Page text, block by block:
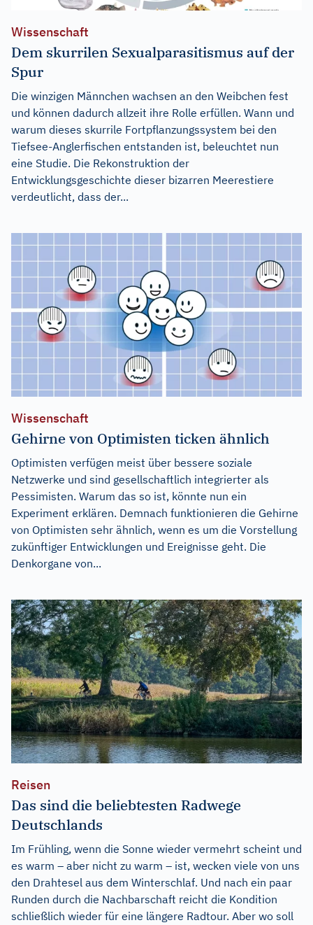
Wissenschaft
Dem skurrilen Sexualparasitismus auf der
Spur
Die winzigen Männchen wachsen an den Weibchen fest
und können dadurch allzeit ihre Rolle erfüllen. Wann und
warum dieses skurrile Fortpflanzungssystem bei den
Tiefsee-Anglerfischen entstanden ist, beleuchtet nun
eine Studie. Die Rekonstruktion der
Entwicklungsgeschichte dieser bizarren Meerestiere
verdeutlicht, dass der...
Wissenschaft
Gehirne von Optimisten ticken ähnlich
Optimisten verfügen meist über bessere soziale
Netzwerke und sind gesellschaftlich integrierter als
Pessimisten. Warum das so ist, könnte nun ein
Experiment erklären. Demnach funktionieren die Gehirne
von Optimisten sehr ähnlich, wenn es um die Vorstellung
zukünftiger Entwicklungen und Ereignisse geht. Die
Denkorgane von...
Reisen
Das sind die beliebtesten Radwege
Deutschlands
Im Frühling, wenn die Sonne wieder vermehrt scheint und
es warm – aber nicht zu warm – ist, wecken viele von uns
den Drahtesel aus dem Winterschlaf. Und nach ein paar
Runden durch die Nachbarschaft reicht die Kondition
schließlich wieder für eine längere Radtour. Aber wo soll